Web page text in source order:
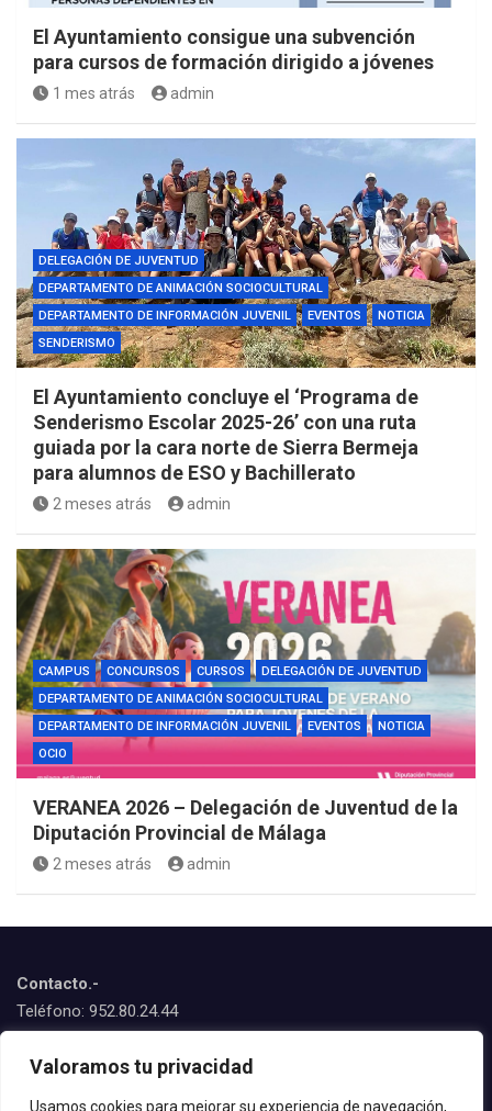
Valoramos tu privacidad
Usamos cookies para mejorar su experiencia de navegación,
El Ayuntamiento consigue una subvención
para cursos de formación dirigido a jóvenes
1 mes atrás admin
DELEGACIÓN DE JUVENTUD
DEPARTAMENTO DE ANIMACIÓN SOCIOCULTURAL
DEPARTAMENTO DE INFORMACIÓN JUVENIL
EVENTOS
NOTICIA
SENDERISMO
El Ayuntamiento concluye el ‘Programa de
Senderismo Escolar 2025-26’ con una ruta
guiada por la cara norte de Sierra Bermeja
para alumnos de ESO y Bachillerato
2 meses atrás admin
CAMPUS CONCURSOS CURSOS
DELEGACIÓN DE JUVENTUD
DEPARTAMENTO DE ANIMACIÓN SOCIOCULTURAL
DEPARTAMENTO DE INFORMACIÓN JUVENIL
EVENTOS
NOTICIA
OCIO
VERANEA 2026 – Delegación de Juventud de la
Diputación Provincial de Málaga
2 meses atrás admin
Contacto.-
Teléfono: 952.80.24.44
juventud@estepona.es